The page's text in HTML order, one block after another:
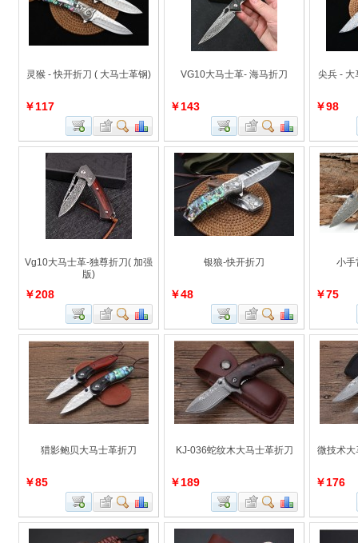
灵猴 - 快开折刀 ( 大马士革钢)
￥117
VG10大马士革- 海马折刀
￥143
尖兵 -
￥98
Vg10大马士革-独尊折刀( 加强
版)
￥208
银狼-快开折刀
￥48
小手
￥75
猎影鲍贝大马士革折刀
￥85
KJ-036蛇纹木大马士革折刀
￥189
微技术大
￥176